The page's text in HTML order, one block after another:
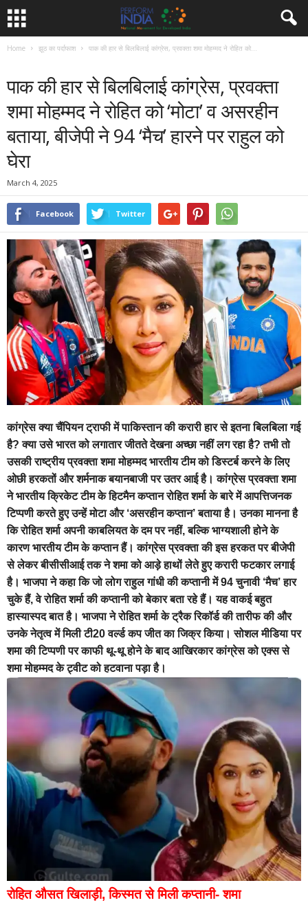
Home झूठ का पर्दाफाश पाक की हार से बिलबिलाई कांग्रेस, प्रवक्ता शमा मोहम्मद ने रोहित को...
पाक की हार से बिलबिलाई कांग्रेस, प्रवक्ता
शमा मोहम्मद ने रोहित को ‘मोटा’ व असरहीन
बताया, बीजेपी ने 94 ‘मैच’ हारने पर राहुल को
घेरा
March 4, 2025
Facebook Twitter
कांग्रेस क्या चैंपियन ट्राफी में पाकिस्तान की करारी हार से इतना बिलबिला गई
है? क्या उसे भारत को लगातार जीतते देखना अच्छा नहीं लग रहा है? तभी तो
उसकी राष्ट्रीय प्रवक्ता शमा मोहम्मद भारतीय टीम को डिस्टर्ब करने के लिए
ओछी हरकतों और शर्मनाक बयानबाजी पर उतर आई है। कांग्रेस प्रवक्ता शमा
ने भारतीय क्रिकेट टीम के हिटमैन कप्तान रोहित शर्मा के बारे में आपत्तिजनक
टिप्पणी करते हुए उन्हें मोटा और ‘असरहीन कप्तान’ बताया है। उनका मानना है
कि रोहित शर्मा अपनी काबलियत के दम पर नहीं, बल्कि भाग्यशाली होने के
कारण भारतीय टीम के कप्तान हैं। कांग्रेस प्रवक्ता की इस हरकत पर बीजेपी
से लेकर बीसीसीआई तक ने शमा को आड़े हाथों लेते हुए करारी फटकार लगाई
है। भाजपा ने कहा कि जो लोग राहुल गांधी की कप्तानी में 94 चुनावी ‘मैच’ हार
चुके हैं, वे रोहित शर्मा की कप्तानी को बेकार बता रहे हैं। यह वाकई बहुत
हास्यास्पद बात है। भाजपा ने रोहित शर्मा के ट्रैक रिकॉर्ड की तारीफ की और
उनके नेतृत्व में मिली टी20 वर्ल्ड कप जीत का जिक्र किया। सोशल मीडिया पर
शमा की टिप्पणी पर काफी थू-थू होने के बाद आखिरकार कांग्रेस को एक्स से
शमा मोहम्मद के ट्वीट को हटवाना पड़ा है।
रोहित औसत खिलाड़ी, किस्मत से मिली कप्तानी- शमा